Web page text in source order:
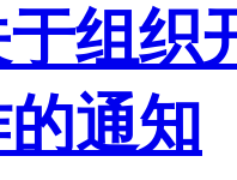
组织
通知